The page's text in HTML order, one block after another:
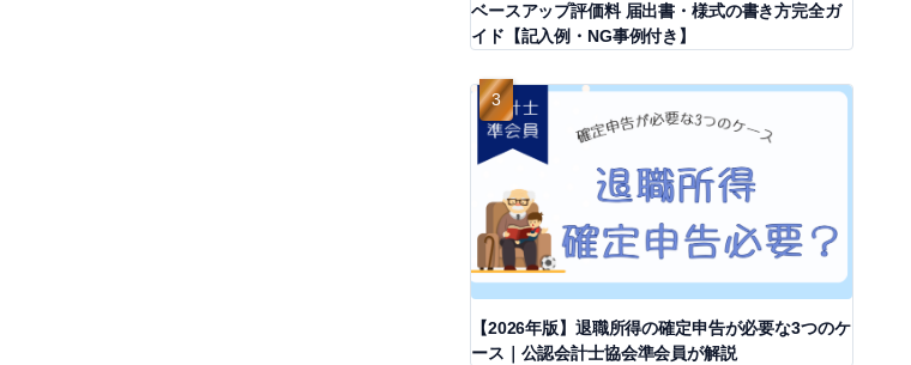
ベースアップ評価料 届出書・様式の書き方完全ガ
イド【記入例・NG事例付き】
【2026年版】退職所得の確定申告が必要な3つのケ
ース｜公認会計士協会準会員が解説